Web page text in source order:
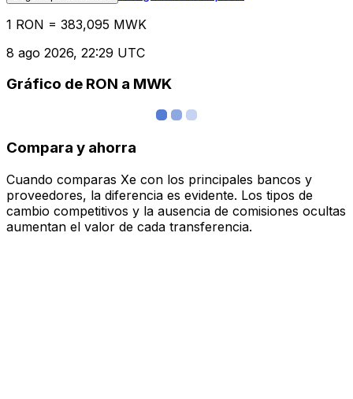
1 RON = 383,095 MWK
8 ago 2026, 22:29 UTC
Gráfico de RON a MWK
Compara y ahorra
Cuando comparas Xe con los principales bancos y
proveedores, la diferencia es evidente. Los tipos de
cambio competitivos y la ausencia de comisiones ocultas
aumentan el valor de cada transferencia.